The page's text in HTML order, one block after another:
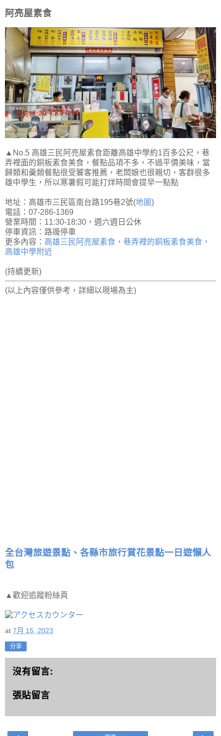
阿亮屋素食
▲No.5 高雄三民阿亮屋素食距離高雄中學約1百多公尺，巷
弄裡面的銅板素食美食，餐點品項不多，不過平價美味，當
歸類和羹類餐點很受饕客推薦，老闆娘也很親切，客群很多
雄中學生，所以寒暑假可能打烊時間會提早一點點
地址：高雄市三民區南台路195巷2號(地圖)
電話：07-286-1369
營業時間：11:30-18:30，週六週日公休
停車資訊：路邊停車
更多內容： 高雄三民阿亮屋素食，巷弄裡的銅板素食美食，
高雄中學附近
(持續更新)
(以上內容僅供參考，詳細以現場為主)
全台灣旅遊景點、各縣市旅行賞花景點一日遊懶人
包
▲歡迎追蹤粉絲頁
at 7月 15, 2023
分享
沒有留言:
張貼留言